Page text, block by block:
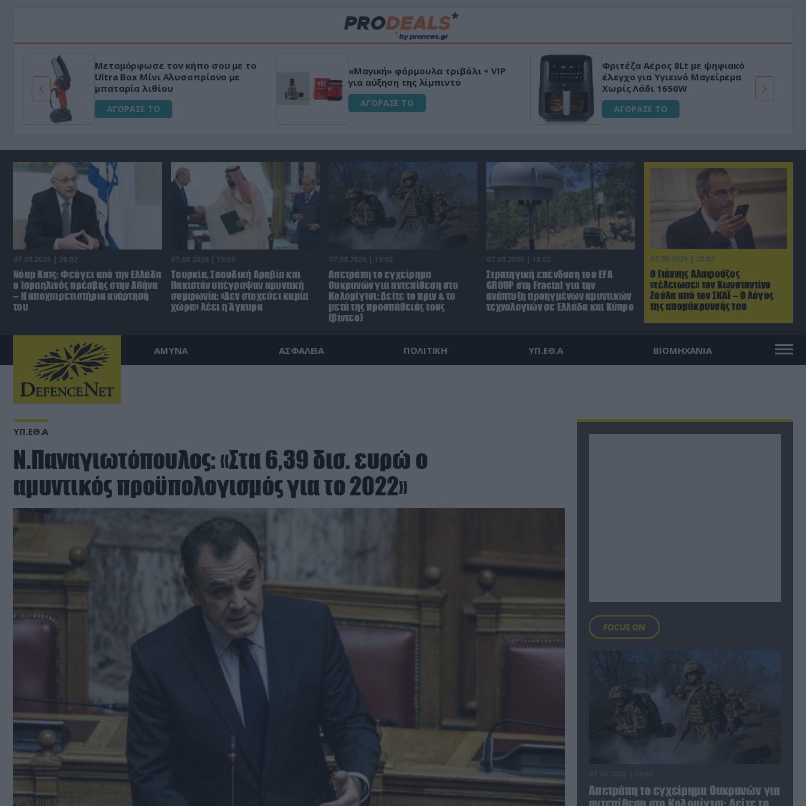
Μεταμόρφωσε τον κήπο σου με το
Ultra Box Μίνι Αλυσοπρίονο με
μπαταρία λιθίου
ΑΓΟΡΑΣΕ ΤΟ
«Μαγική» φόρμουλα τριβόλι + VIP
για αύξηση της λίμπιντο
ΑΓΟΡΑΣΕ ΤΟ
Φριτέζα Αέρος 8Lt με ψηφιακό
έλεγχο για Υγιεινό Μαγείρεμα
Χωρίς Λάδι 1650W
ΑΓΟΡΑΣΕ ΤΟ
07.08.2026 | 20:02
Ο Γιάννης Αλαφούζος
«τέλειωσε» τον Κωνσταντίνο
Ζούλα από τον ΣΚΑΪ – Ο λόγος
της απομάκρυνσής του
07.08.2026 | 20:02
Νόαμ Κατς: Φεύγει από την Ελλάδα
ο Ισραηλινός πρέσβης στην Αθήνα
– Η αποχαιρετιστήρια ανάρτησή
του
07.08.2026 | 19:02
Τουρκία, Σαουδική Αραβία και
Πακιστάν υπέγραψαν αμυντική
συμφωνία: «Δεν στοχεύει καμία
χώρα» λέει η Άγκυρα
07.08.2026 | 19:02
Απετράπη το εγχείρημα
Ουκρανών για αντεπίθεση στο
Κολομίγτσι: Δείτε το πριν & το
μετά της προσπάθειάς τους
(βίντεο)
07.08.2026 | 18:02
Στρατηγική επένδυση του EFA
GROUP στη Fractal για την
ανάπτυξη προηγμένων αμυντικών
τεχνολογιών σε Ελλάδα και Κύπρο
ΑΜΥΝΑ ΑΣΦΑΛΕΙΑ ΠΟΛΙΤΙΚΗ ΥΠ.ΕΘ.Α ΒΙΟΜΗΧΑΝΙΑ
ΥΠ.ΕΘ.Α
N.Παναγιωτόπουλος: «Στα 6,39 δισ. ευρώ ο
αμυντικός προϋπολογισμός για το 2022»
FOCUS ON
Απετράπη το εγχείρημα Ουκρανών για